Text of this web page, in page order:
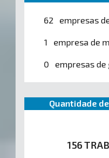
62 empresas
1 empresa de
0 empresas de
Quantidade
156